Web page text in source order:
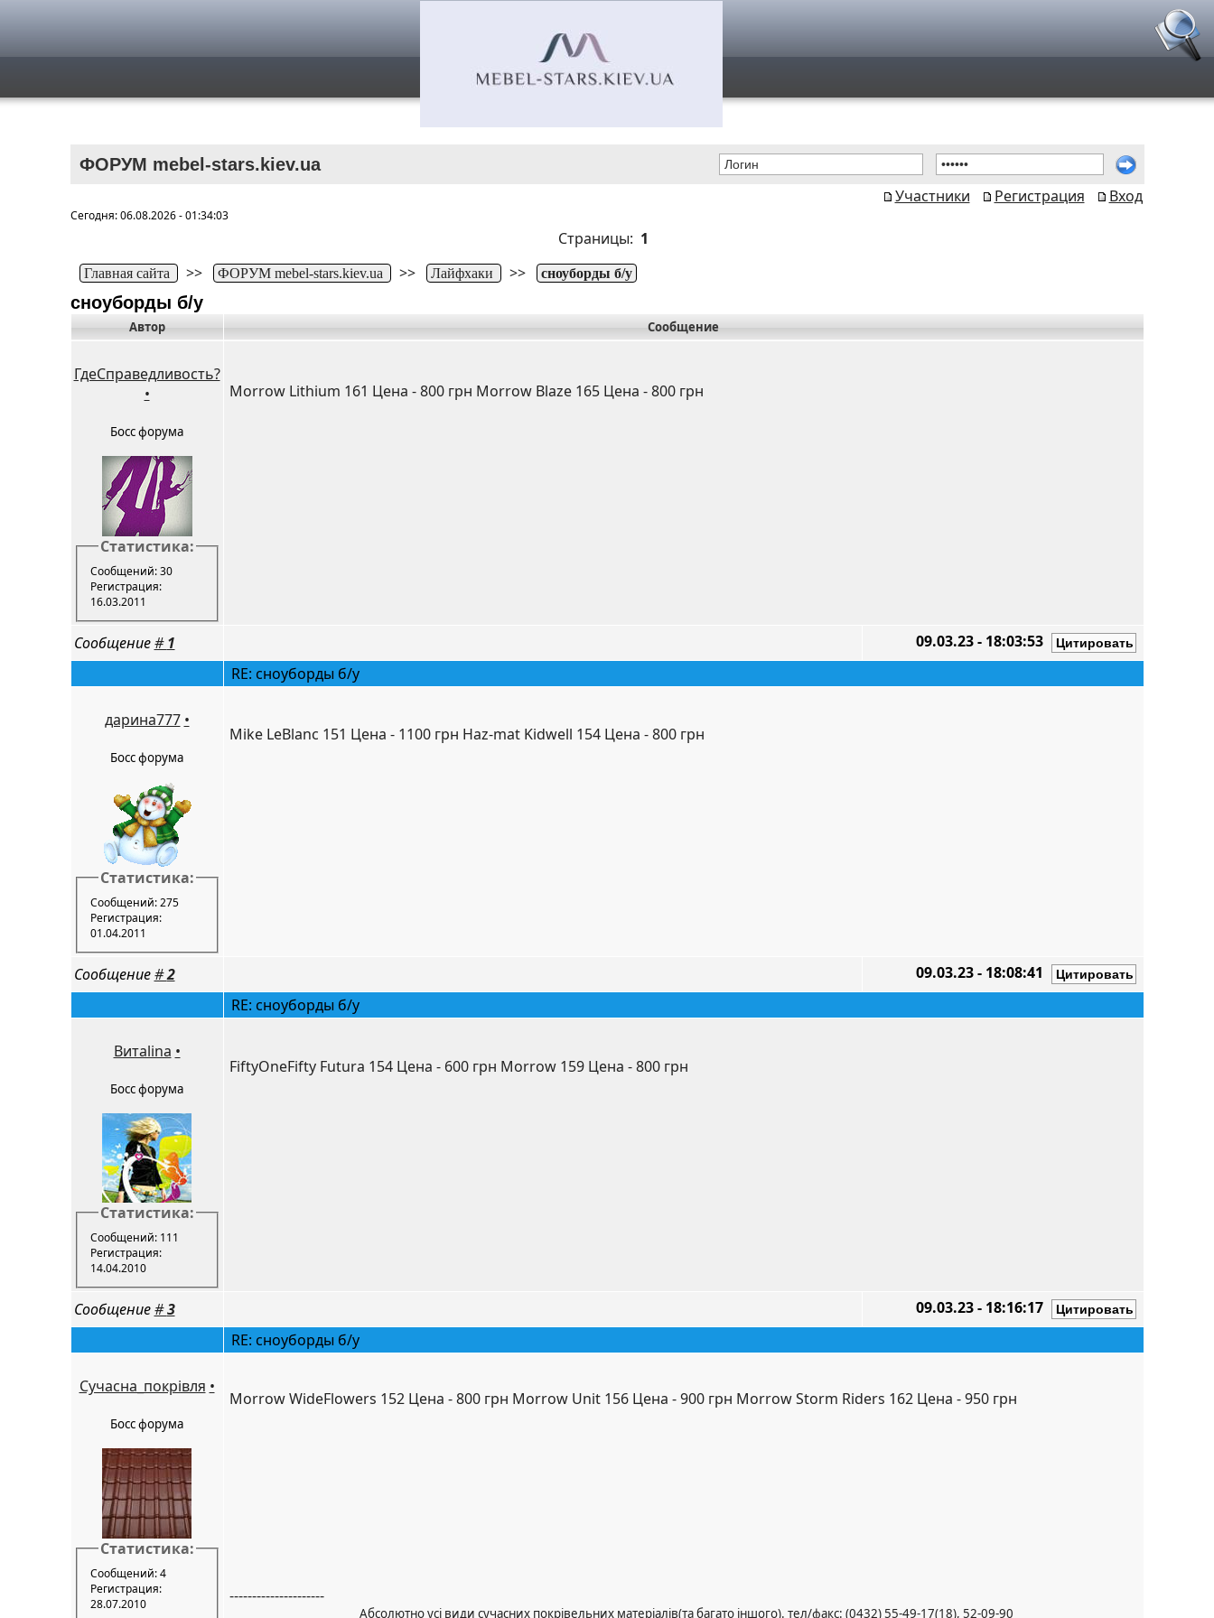
ФОРУМ mebel-stars.kiev.ua
Участники
Регистрация Вход
Сегодня: 06.08.2026 - 01:34:03
Страницы: 1
Главная сайта >> ФОРУМ mebel-stars.kiev.ua >> Лайфхаки >> сноуборды б/у
сноуборды б/у
Автор Сообщение
ГдеСправедливость?
•
Босс форума
Статистика:
Сообщений: 30
Регистрация:
16.03.2011
Morrow Lithium 161 Цена - 800 грн Morrow Blaze 165 Цена - 800 грн
Сообщение#1
09.03.23 - 18:03:53
RE: сноуборды б/у
дарина777 •
Босс форума
Статистика:
Сообщений: 275
Регистрация:
01.04.2011
Mike LeBlanc 151 Цена - 1100 грн Haz-mat Kidwell 154 Цена - 800 грн
Сообщение#2
09.03.23 - 18:08:41
RE: сноуборды б/у
Витаlina •
Босс форума
Статистика:
Сообщений: 111
Регистрация:
14.04.2010
FiftyOneFifty Futura 154 Цена - 600 грн Morrow 159 Цена - 800 грн
Сообщение#3
09.03.23 - 18:16:17
RE: сноуборды б/у
Сучасна_покрівля •
Босс форума
Статистика:
Сообщений: 4
Регистрация:
28.07.2010
Morrow WideFlowers 152 Цена - 800 грн Morrow Unit 156 Цена - 900 грн Morrow Storm Riders 162 Цена - 950 грн
---------------------
________________________Абсолютно усі види сучасних покрівельних матеріалів(та багато іншого). тел/факс: (0432) 55-49-17(18), 52-09-90